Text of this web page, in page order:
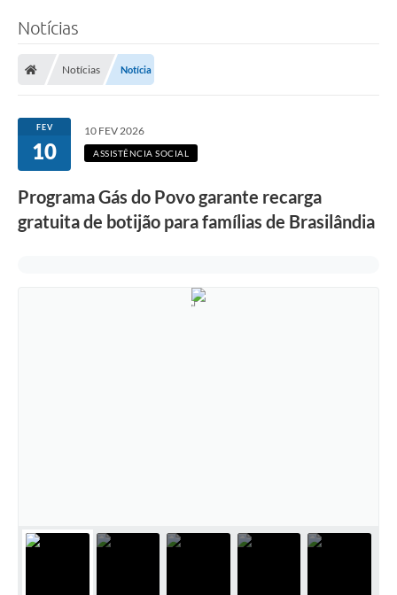
Transparência
Câmara Municipal
e-SIC
Contato
Notícias
Notícias Notícia
FEV
10
10 FEV 2026
ASSISTÊNCIA SOCIAL
Programa Gás do Povo garante recarga
gratuita de botijão para famílias de Brasilândia